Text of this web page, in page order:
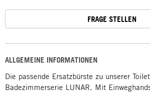
ALLGEMEINE INFORMATIONEN
Die passende Ersatzbürste zu unserer
Badezimmerserie LUNAR. Mit
FRAGE STELLEN